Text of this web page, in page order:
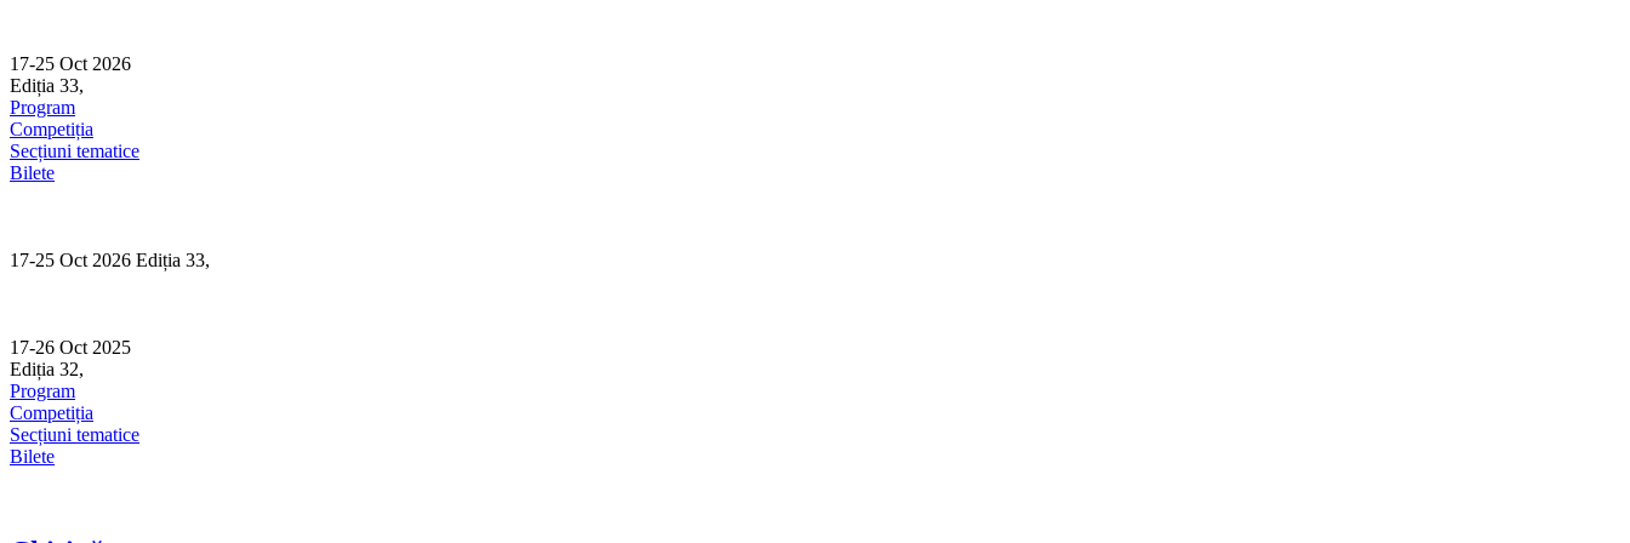
content
17-25 Oct 2026
Ediția 33,
Program
Competiția
Secțiuni tematice
Bilete
17-25 Oct 2026 Ediția 33,
17-26 Oct 2025
Ediția 32,
Program
Competiția
Secțiuni tematice
Bilete